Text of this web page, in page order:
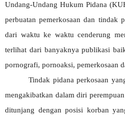
Undang-Undang Hukum Pidana
perbuatan pemerkosaan dan tindak
dari waktu ke waktu cenderung
terlihat dari banyaknya publikasi
pornografi, pornoaksi, pemerkosaan
Tindak pidana perkosaan
mengakibatkan dalam diri
ditunjang dengan posisi korban